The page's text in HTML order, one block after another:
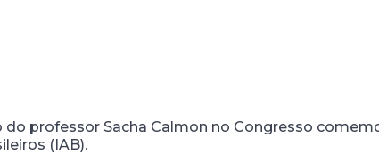
professor Sacha Calmon no Congresso
(IAB).